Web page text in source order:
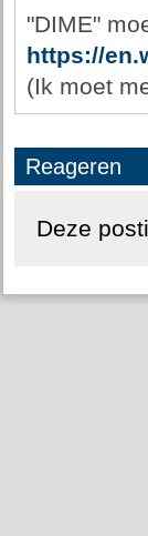
"DIME"
https://
(Ik moet
Reageren
Deze